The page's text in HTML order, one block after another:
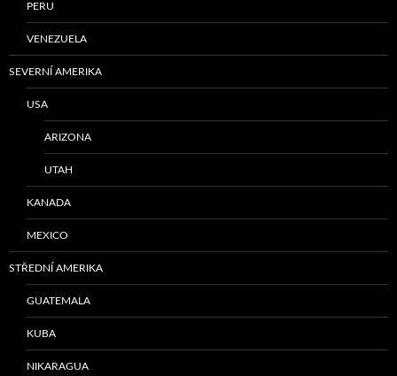
PERU
VENEZUELA
SEVERNÍ AMERIKA
USA
ARIZONA
UTAH
KANADA
MEXICO
STŘEDNÍ AMERIKA
GUATEMALA
KUBA
NIKARAGUA